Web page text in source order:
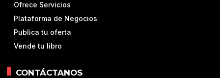
Ofrece Servicios
Plataforma de Negocios
Publica tu oferta
Vende tu libro
CONTÁCTANOS